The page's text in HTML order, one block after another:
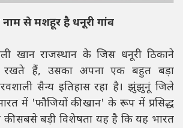
से मशहूर है धनूरी गांव
खान राजस्थान के जिस धनूरी ठिकाने
रखते हैं, उसका अपना एक बहुत बड़ा
सैन्य इतिहास रहा है। झुंझुनूं जिले
में 'फौजियों की खान' के रूप में प्रसिद्ध
की सबसे बड़ी विशेषता यह है कि यह भारत